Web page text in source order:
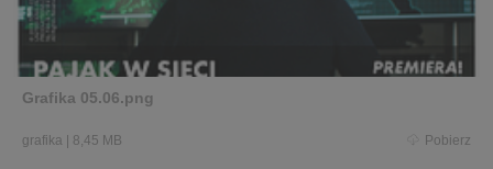
Grafika 05.06.png
grafika 8,45 MB Pobierz